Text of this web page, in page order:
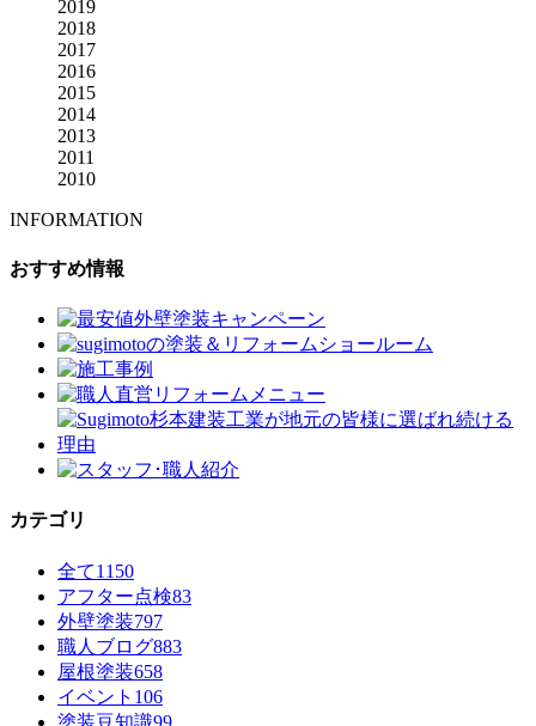
2019
2018
2017
2016
2015
2014
2013
2011
2010
INFORMATION
おすすめ情報
カテゴリ
全て1150
アフター点検83
外壁塗装797
職人ブログ883
屋根塗装658
イベント 106
塗装豆知識99